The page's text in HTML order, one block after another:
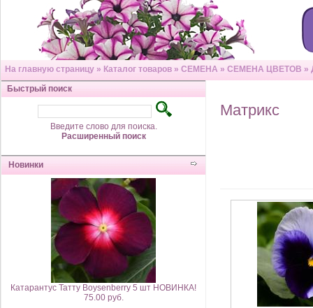
На главную страницу » Каталог товаров » СЕМЕНА » СЕМЕНА ЦВЕТОВ »
Быстрый поиск
Введите слово для поиска.
Расширенный поиск
Новинки
Катарантус Татту Boysenberry 5 шт НОВИНКА!
75.00 руб.
Матрикс